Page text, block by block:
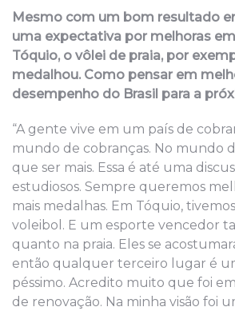
Mesmo com um bom resultado
uma expectativa por melhoras
Tóquio, o vôlei de praia, por
medalhou. Como pensar em
desempenho do Brasil para a
“A gente vive em um país de
mundo de cobranças. No mundo
que ser mais. Essa é até uma
estudiosos. Sempre queremos
mais medalhas. Em Tóquio,
voleibol. E um esporte vencedor
quanto na praia. Eles se
então qualquer terceiro lugar é
péssimo. Acredito muito que foi
de renovação. Na minha visão foi